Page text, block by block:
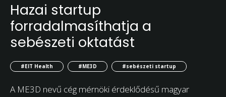
Hazai startup
forradalmasíthatja a
sebészeti oktatást
#EIT Health #ME3D #sebészeti startup
A ME3D nevű cég mérnöki érdeklődésű magyar